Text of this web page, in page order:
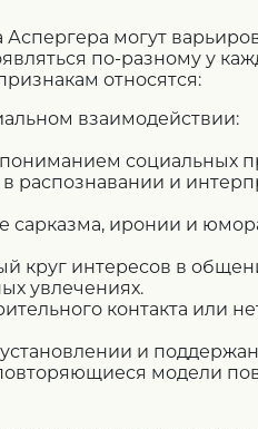
могут
по-разному у
относятся:
взаимодействии:
социальных
распознавании и
сарказма, иронии и
круг интересов в
увлечениях.
контакта или
и
модели